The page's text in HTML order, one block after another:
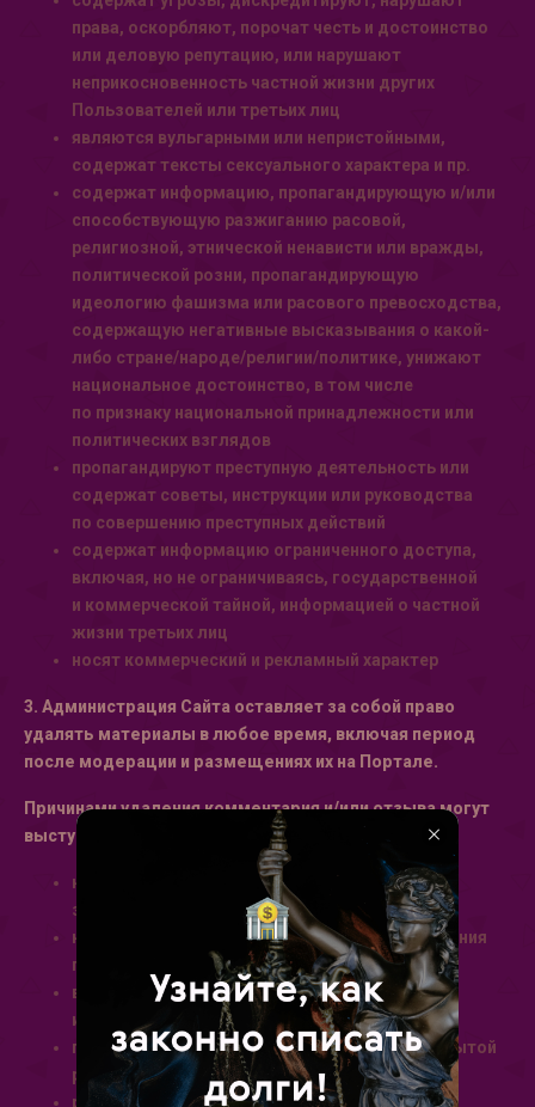
права, оскорбляют, порочат честь и достоинство
или деловую репутацию, или нарушают
неприкосновенность частной жизни других
Пользователей или третьих лиц
являются вульгарными или непристойными,
содержат тексты сексуального характера и пр.
содержат информацию, пропагандирующую и/или
способствующую разжиганию расовой,
религиозной, этнической ненависти или вражды,
политической розни, пропагандирующую
идеологию фашизма или расового превосходства,
содержащую негативные высказывания о какой-
либо стране/народе/религии/политике, унижают
национальное достоинство, в том числе
по признаку национальной принадлежности или
политических взглядов
пропагандируют преступную деятельность или
содержат советы, инструкции или руководства
по совершению преступных действий
содержат информацию ограниченного доступа,
включая, но не ограничиваясь, государственной
и коммерческой тайной, информацией о частной
жизни третьих лиц
носят коммерческий и рекламный характер
3. Администрация Сайта оставляет за собой право
удалять материалы в любое время, включая период
после модерации и размещениях их на Портале.
Причинами удаления комментария и/или отзыва могут
выступать пункты, включая, но не ограничиваясь:
нарушениями действующего местного
законодательства
несоблюдениями настоящих Правил размещения
пользовательского контента
выявлениями ложной и/или недостоверной
информации, клевету
подозрениями на черный PR, либо другой скрытой
рекламы
размещения одним пользователем отзывов